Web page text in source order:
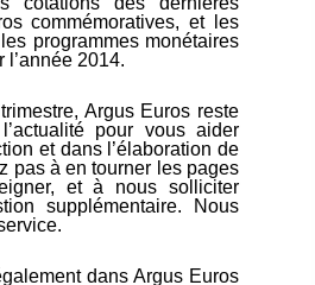
commémoratives, et les
programmes monétaires
l’année 2014.
Argus Euros reste
pour vous aider
et dans l’élaboration de
pas à en tourner les pages
et à nous solliciter
supplémentaire. Nous
dans Argus Euros